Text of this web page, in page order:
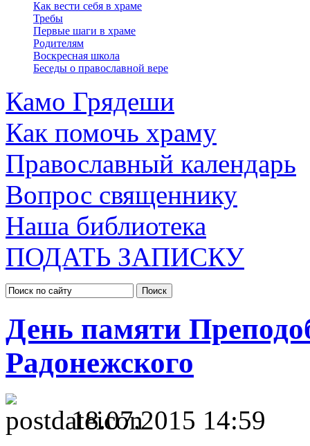
Как вести себя в храме
Требы
Первые шаги в храме
Родителям
Воскресная школа
Беседы о православной вере
Камо Грядеши
Как помочь храму
Православный календарь
Вопрос священнику
Наша библиотека
ПОДАТЬ ЗАПИСКУ
День памяти
Радонежского
18.07.2015 14:59